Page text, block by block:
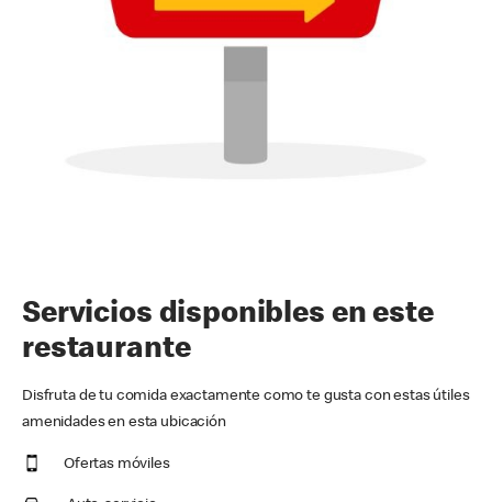
Servicios disponibles en este
restaurante
Disfruta de tu comida exactamente como te gusta con estas útiles
amenidades en esta ubicación
Ofertas móviles